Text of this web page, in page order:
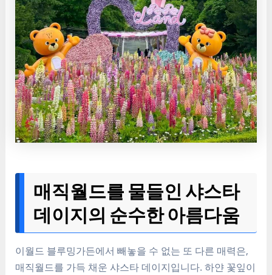
매직월드를 물들인 샤스타
데이지의 순수한 아름다움
이월드 블루밍가든에서 빼놓을 수 없는 또 다른 매력은,
매직월드를 가득 채운 샤스타 데이지입니다. 하얀 꽃잎이